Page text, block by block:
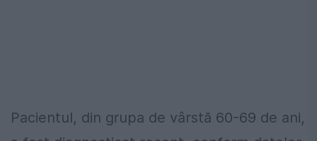
Pacientul, din grupa de vârstă 60-69 de ani,